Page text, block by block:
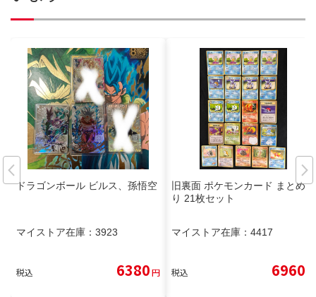
ドラゴンボール ビルス、孫悟空
マイストア在庫： 3923
税込 6380円
旧裏面 ポケモンカード まとめ売
り 21枚セット
マイストア在庫： 4417
税込 6960